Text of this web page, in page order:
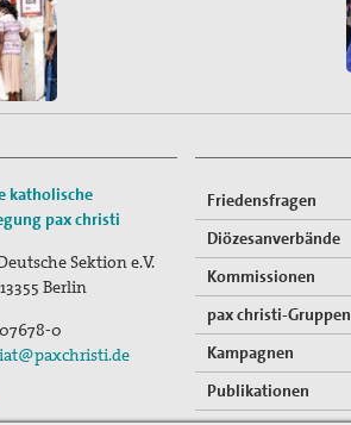
katholische
pax christi
Sektion e.V.
13355 Berlin
0
Friedensfragen
Diözesanverbände
Kommissionen
pax christi-Gruppen
Kampagnen
Publikationen